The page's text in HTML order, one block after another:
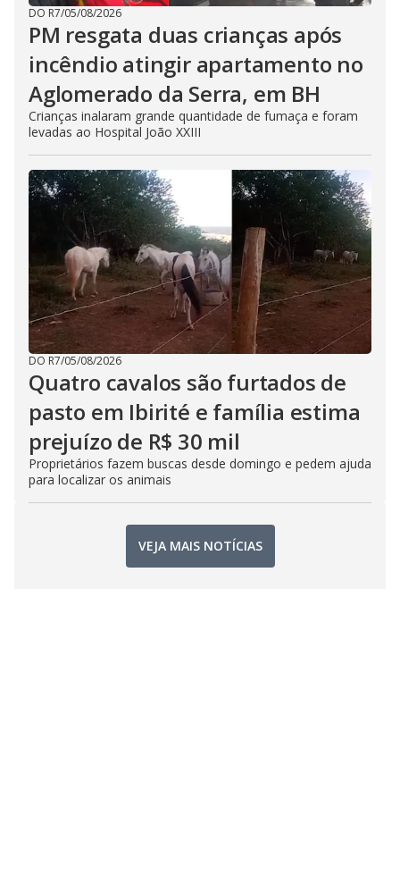
DO R7/05/08/2026
PM resgata duas crianças após
incêndio atingir apartamento no
Aglomerado da Serra, em BH
Crianças inalaram grande quantidade de fumaça e foram
levadas ao Hospital João XXIII
DO R7/05/08/2026
Quatro cavalos são furtados de
pasto em Ibirité e família estima
prejuízo de R$ 30 mil
Proprietários fazem buscas desde domingo e pedem ajuda
para localizar os animais
VEJA MAIS NOTÍCIAS